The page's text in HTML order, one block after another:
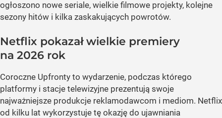
ogłoszono nowe seriale, wielkie filmowe projekty, kolejne
sezony hitów i kilka zaskakujących powrotów.
Netflix pokazał wielkie premiery
na 2026 rok
Coroczne Upfronty to wydarzenie, podczas którego
platformy i stacje telewizyjne prezentują swoje
najważniejsze produkcje reklamodawcom i mediom. Netflix
od kilku lat wykorzystuje tę okazję do ujawniania